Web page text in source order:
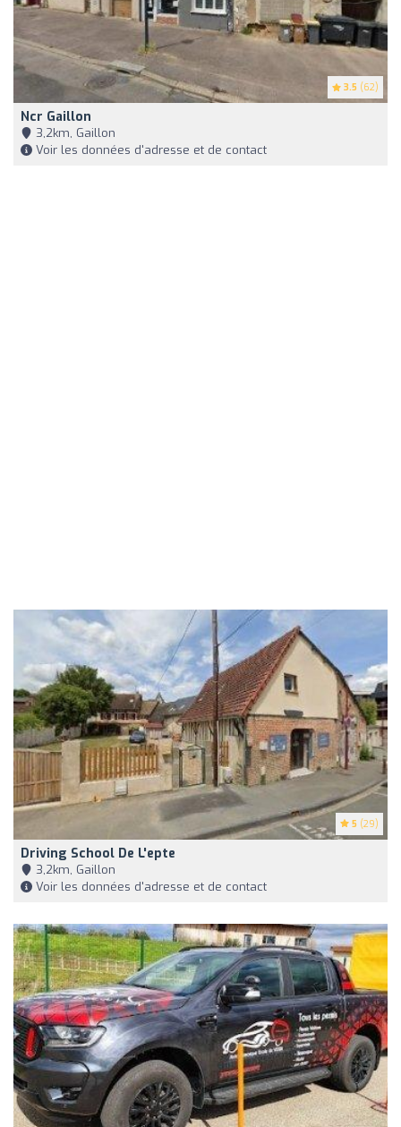
3.5 (62)
Ncr Gaillon
3,2km, Gaillon
Voir les données d'adresse et de contact
5 (29)
Driving School De L'epte
3,2km, Gaillon
Voir les données d'adresse et de contact